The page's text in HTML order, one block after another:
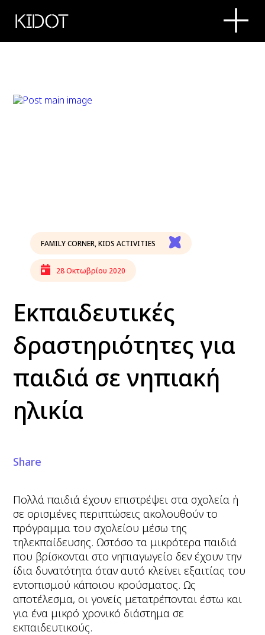
KIDOT
FAMILY CORNER,KIDS ACTIVITIES
28 Οκτωβρίου 2020
Εκπαιδευτικές
δραστηριότητες για
παιδιά σε νηπιακή
ηλικία
Share
Πολλά παιδιά έχουν επιστρέψει στα σχολεία ή
σε ορισμένες περιπτώσεις ακολουθούν το
πρόγραμμα του σχολείου μέσω της
τηλεκπαίδευσης. Ωστόσο τα μικρότερα παιδιά
που βρίσκονται στο νηπιαγωγείο δεν έχουν την
ίδια δυνατότητα όταν αυτό κλείνει εξαιτίας του
εντοπισμού κάποιου κρούσματος. Ως
αποτέλεσμα, οι γονείς μετατρέπονται έστω και
για ένα μικρό χρονικό διάστημα σε
εκπαιδευτικούς.